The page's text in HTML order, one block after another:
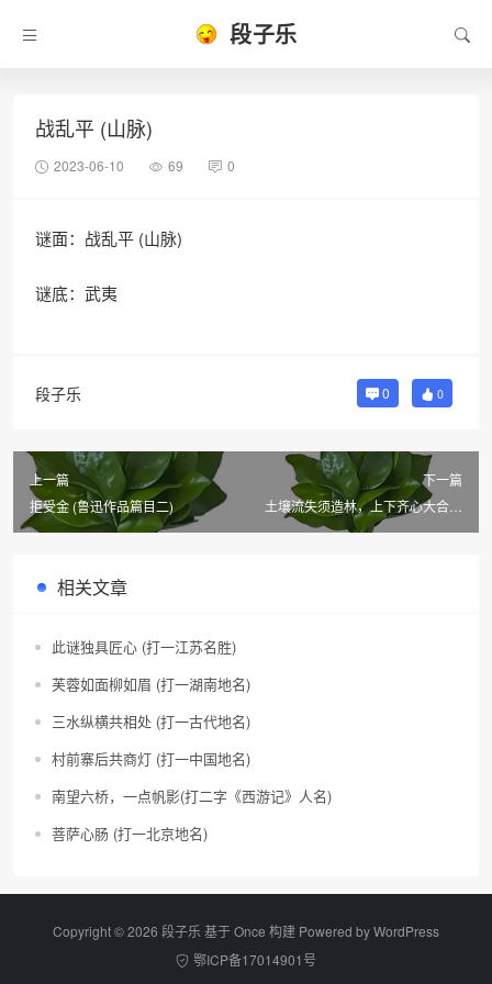
段子乐
战乱平 (山脉)
2023-06-10 69 0
谜面：战乱平 (山脉)
谜底：武夷
段子乐 0 0
上一篇
拒受金 (鲁迅作品篇目二)
下一篇
土壤流失须造林，上下齐心大合作
(湖北市、县名)
相关文章
此谜独具匠心 (打一江苏名胜)
芙蓉如面柳如眉 (打一湖南地名)
三水纵横共相处 (打一古代地名)
村前寨后共商灯 (打一中国地名)
南望六桥，一点帆影(打二字《西游记》人名)
菩萨心肠 (打一北京地名)
Copyright © 2026 段子乐 基于 Once 构建 Powered byWordPress
鄂ICP备17014901号